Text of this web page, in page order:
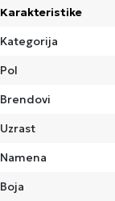
Karakteristike
Kategorija
Pol
Brendovi
Uzrast
Namena
Boja